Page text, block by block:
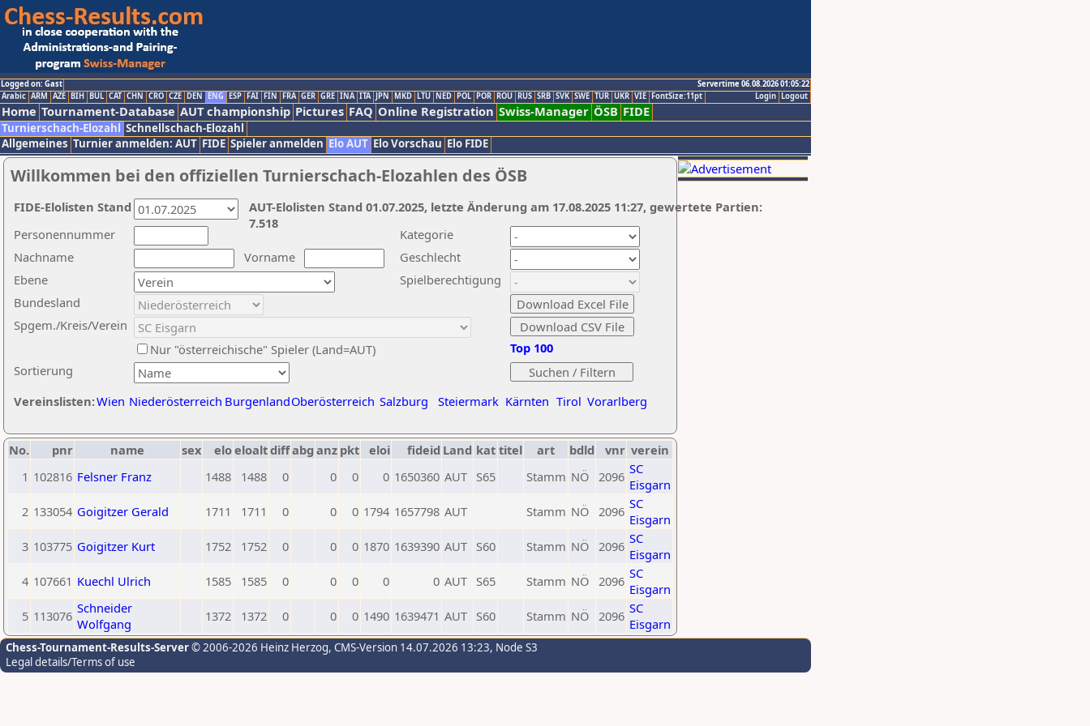
Logged on: Gast
Servertime 06.08.2026 01:05:22
Logout
Login
Arabic ARM AZE BIH BUL CAT CHN CRO CZE DEN ENG ESP FAI FIN FRA GER GRE INA ITA JPN MKD LTU NED POL POR ROU RUS SRB SVK SWE TUR UKR VIE FontSize:11pt
Home Tournament-Database AUT championship Pictures FAQ Online Registration Swiss-Manager ÖSB FIDE
Turnierschach-Elozahl Schnellschach-Elozahl
Allgemeines Turnier anmelden: AUT FIDE Spieler anmelden Elo AUT Elo Vorschau Elo FIDE
Willkommen bei den offiziellen Turnierschach-Elozahlen des ÖSB
Nachname
Vorname
Ebene
Kategorie
Sortierung
Personennummer
Bundesland
Spgem./Kreis/Verein
Geschlecht
Nur "österreichische" Spieler (Land=AUT)
Spielberechtigung
Vereinslisten:Wien Niederösterreich BurgenlandOberösterreich Salzburg Steiermark Kärnten Tirol Vorarlberg
Top 100
AUT-Elolisten Stand 01.07.2025, letzte Änderung am 17.08.2025 11:27, gewertete Partien:
7.518
FIDE-Elolisten Stand
No. pnr name sex eloeloaltdiffabg anz pkt eloi fideid Land kat titel art bdld vnr verein
1 102816 Felsner Franz 1488 1488 0 0 0 0 1650360 AUT S65 Stamm NÖ 2096 SC
Eisgarn
2 133054 Goigitzer Gerald 1711 1711 0 0 0 1794 1657798 AUT Stamm NÖ 2096 SC
Eisgarn
3 103775 Goigitzer Kurt 1752 1752 0 0 0 1870 1639390 AUT S60 Stamm NÖ 2096 SC
Eisgarn
4 107661 Kuechl Ulrich 1585 1585 0 0 0 0 0 AUT S65 Stamm NÖ 2096 SC
Eisgarn
5 113076 Schneider
Wolfgang
1372 1372 0 0 0 1490 1639471 AUT S60 Stamm NÖ 2096 SC
Eisgarn
Chess-Tournament-Results-Server© 2006-2026 Heinz Herzog, CMS-Version 14.07.2026 13:23, Node S3
Legal details/Terms of use